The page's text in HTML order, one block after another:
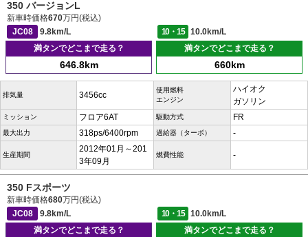
350 バージョンL
新車時価格670万円(税込)
JC08
9.8km/L 10・15
10.0km/L
満タンでどこまで走る？
646.8km
満タンでどこまで走る？
660km
排気量 3456cc
使用燃料
エンジン
ハイオク
ガソリン
ミッション フロア6AT 駆動方式 FR
最大出力 318ps/6400rpm 過給器（ターボ） -
生産期間
2012年01月～201
3年09月
燃費性能 -
350 Fスポーツ
新車時価格680万円(税込)
JC08
9.8km/L 10・15
10.0km/L
満タンでどこまで走る？
満タンでどこまで走る？